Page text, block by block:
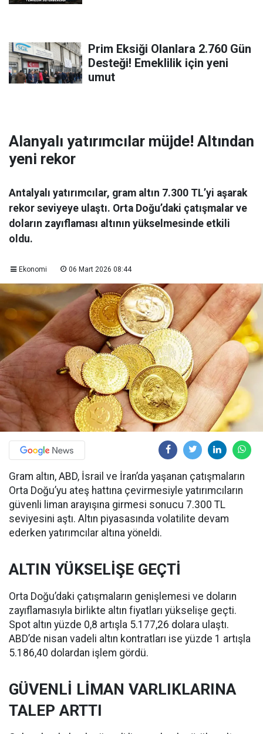
Prim Eksiği Olanlara 2.760 Gün
Desteği! Emeklilik için yeni
umut
Alanyalı yatırımcılar müjde! Altından
yeni rekor
Antalyalı yatırımcılar, gram altın 7.300 TL’yi aşarak
rekor seviyeye ulaştı. Orta Doğu’daki çatışmalar ve
doların zayıflaması altının yükselmesinde etkili
oldu.
Ekonomi 06 Mart 2026 08:44
Gram altın, ABD, İsrail ve İran’da yaşanan çatışmaların
Orta Doğu’yu ateş hattına çevirmesiyle yatırımcıların
güvenli liman arayışına girmesi sonucu 7.300 TL
seviyesini aştı. Altın piyasasında volatilite devam
ederken yatırımcılar altına yöneldi.
ALTIN YÜKSELİŞE GEÇTİ
Orta Doğu’daki çatışmaların genişlemesi ve doların
zayıflamasıyla birlikte altın fiyatları yükselişe geçti.
Spot altın yüzde 0,8 artışla 5.177,26 dolara ulaştı.
ABD’de nisan vadeli altın kontratları ise yüzde 1 artışla
5.186,40 dolardan işlem gördü.
GÜVENLİ LİMAN VARLIKLARINA
TALEP ARTTI